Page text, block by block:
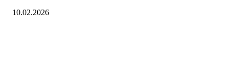
10.02.2026